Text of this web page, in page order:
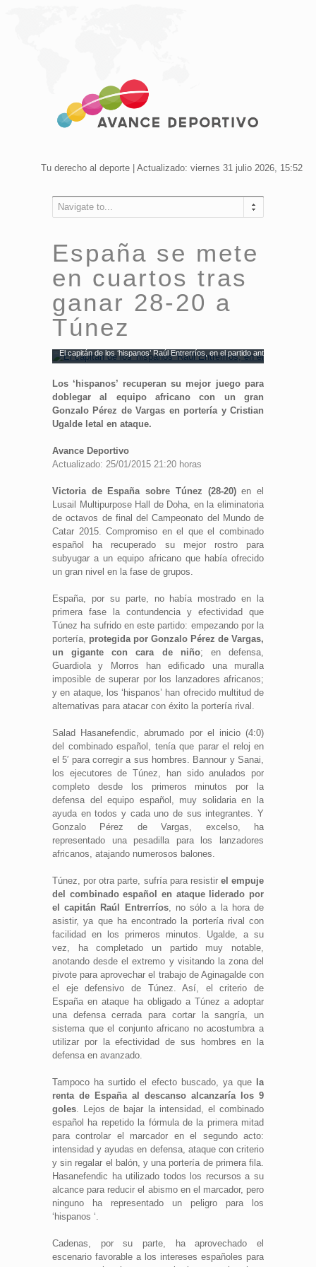
Tu derecho al deporte | Actualizado: viernes 31 julio 2026, 15:52
Navigate to...
España se mete
en cuartos tras
ganar 28-20 a
Túnez
El capitán de los ‘hispanos’ Raúl Entrerríos, en el partido ante Túnez.
Los ‘hispanos’ recuperan su mejor juego para
doblegar al equipo africano con un gran
Gonzalo Pérez de Vargas en portería y Cristian
Ugalde letal en ataque.
Avance Deportivo
Actualizado: 25/01/2015 21:20 horas
Victoria de España sobre Túnez (28-20)en el
Lusail Multipurpose Hall de Doha, en la eliminatoria
de octavos de final del Campeonato del Mundo de
Catar 2015. Compromiso en el que el combinado
español ha recuperado su mejor rostro para
subyugar a un equipo africano que había ofrecido
un gran nivel en la fase de grupos.
España, por su parte, no había mostrado en la
primera fase la contundencia y efectividad que
Túnez ha sufrido en este partido: empezando por la
portería, protegida por Gonzalo Pérez de Vargas,
un gigante con cara de niño; en defensa,
Guardiola y Morros han edificado una muralla
imposible de superar por los lanzadores africanos;
y en ataque, los ‘hispanos’ han ofrecido multitud de
alternativas para atacar con éxito la portería rival.
Salad Hasanefendic, abrumado por el inicio (4:0)
del combinado español, tenía que parar el reloj en
el 5′ para corregir a sus hombres. Bannour y Sanai,
los ejecutores de Túnez, han sido anulados por
completo desde los primeros minutos por la
defensa del equipo español, muy solidaria en la
ayuda en todos y cada uno de sus integrantes. Y
Gonzalo Pérez de Vargas, excelso, ha
representado una pesadilla para los lanzadores
africanos, atajando numerosos balones.
Túnez, por otra parte, sufría para resistirel empuje
del combinado español en ataque liderado por
el capitán Raúl Entrerríos, no sólo a la hora de
asistir, ya que ha encontrado la portería rival con
facilidad en los primeros minutos. Ugalde, a su
vez, ha completado un partido muy notable,
anotando desde el extremo y visitando la zona del
pivote para aprovechar el trabajo de Aginagalde con
el eje defensivo de Túnez. Así, el criterio de
España en ataque ha obligado a Túnez a adoptar
una defensa cerrada para cortar la sangría, un
sistema que el conjunto africano no acostumbra a
utilizar por la efectividad de sus hombres en la
defensa en avanzado.
Tampoco ha surtido el efecto buscado, ya quela
renta de España al descanso alcanzaría los 9
goles. Lejos de bajar la intensidad, el combinado
español ha repetido la fórmula de la primera mitad
para controlar el marcador en el segundo acto:
intensidad y ayudas en defensa, ataque con criterio
y sin regalar el balón, y una portería de primera fila.
Hasanefendic ha utilizado todos los recursos a su
alcance para reducir el abismo en el marcador, pero
ninguno ha representado un peligro para los
‘hispanos ‘.
Cadenas, por su parte, ha aprovechado el
escenario favorable a los intereses españoles para